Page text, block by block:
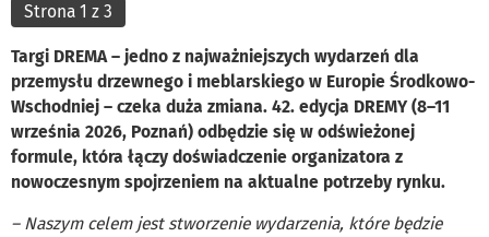
Strona 1 z 3
Targi DREMA – jedno z najważniejszych wydarzeń dla
przemysłu drzewnego i meblarskiego w Europie Środkowo-
Wschodniej – czeka duża zmiana. 42. edycja DREMY (8–11
września 2026, Poznań) odbędzie się w odświeżonej
formule, która łączy doświadczenie organizatora z
nowoczesnym spojrzeniem na aktualne potrzeby rynku.
– Naszym celem jest stworzenie wydarzenia, które będzie